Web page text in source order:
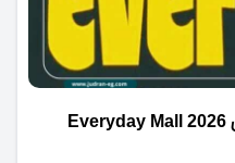
مول ايفري داي التجمع الخامس 2026 Everyday Mall